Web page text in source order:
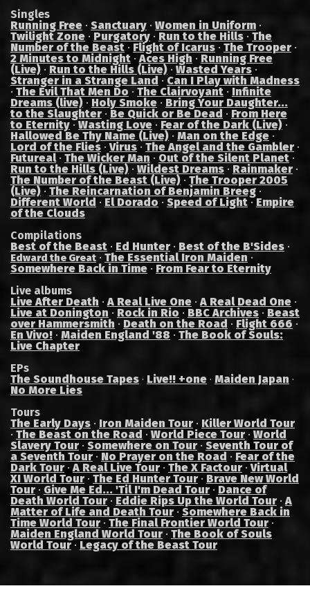
Singles
Running Free · Sanctuary · Women in Uniform ·
Twilight Zone · Purgatory · Run to the Hills · The
Number of the Beast · Flight of Icarus · The Trooper ·
2 Minutes to Midnight ·Aces High · Running Free
(Live) · Run to the Hills (Live) · Wasted Years ·
Stranger in a Strange Land · Can I Play with Madness
· The Evil That Men Do · The Clairvoyant · Infinite
Dreams (live) · Holy Smoke · Bring Your Daughter...
to the Slaughter · Be Quick or Be Dead · From Here
to Eternity · Wasting Love · Fear of the Dark (Live) ·
Hallowed Be Thy Name (Live) · Man on the Edge ·
Lord of the Flies ·Virus · The Angel and the Gambler ·
Futureal· The Wicker Man · Out of the Silent Planet ·
Run to the Hills (Live) · Wildest Dreams · Rainmaker ·
The Number of the Beast (Live) · The Trooper 2005
(Live) · The Reincarnation of Benjamin Breeg ·
Different World · El Dorado · Speed of Light · Empire
of the Clouds
Compilations
Best of the Beast · Ed Hunter · Best of the B'Sides ·
Edward the Great · The Essential Iron Maiden ·
Somewhere Back in Time · From Fear to Eternity
Live albums
Live After Death ·A Real Live One ·A Real Dead One ·
Live at Donington · Rock in Rio · BBC Archives · Beast
over Hammersmith · Death on the Road · Flight 666 ·
En Vivo! · Maiden England '88 · The Book of Souls:
Live Chapter
EPs
The Soundhouse Tapes · Live!! +one · Maiden Japan ·
No More Lies
Tours
The Early Days · Iron Maiden Tour · Killer World Tour
· The Beast on the Road · World Piece Tour · World
Slavery Tour · Somewhere on Tour · Seventh Tour of
a Seventh Tour · No Prayer on the Road · Fear of the
Dark Tour ·A Real Live Tour · The X Factour ·Virtual
XI World Tour · The Ed Hunter Tour · Brave New World
Tour · Give Me Ed... 'Til I'm Dead Tour · Dance of
Death World Tour · Eddie Rips Up the World Tour ·A
Matter of Life and Death Tour · Somewhere Back in
Time World Tour · The Final Frontier World Tour ·
Maiden England World Tour · The Book of Souls
World Tour · Legacy of the Beast Tour